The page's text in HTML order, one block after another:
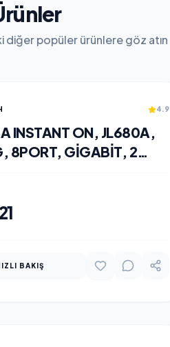
diğer popüler ürünlere göz atın
4.9
INSTANT ON, JL680A,
8PORT, GIGABIT, 2
RACK MOUNT
BAKIŞ